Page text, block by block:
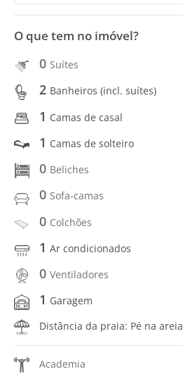
O que tem no imóvel?
0 Suítes
2 Banheiros (incl. suítes)
1 Camas de casal
1 Camas de solteiro
0 Beliches
0 Sofa-camas
0 Colchões
1 Ar condicionados
0 Ventiladores
1 Garagem
Distância da praia: Pé na areia
Academia